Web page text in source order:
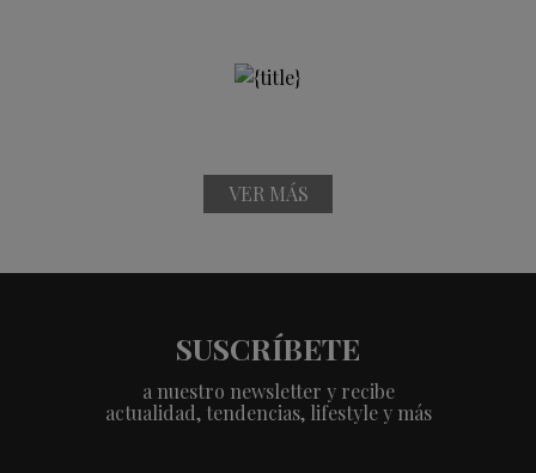
VER MÁS
SUSCRÍBETE
a nuestro newsletter y recibe
actualidad, tendencias, lifestyle y más